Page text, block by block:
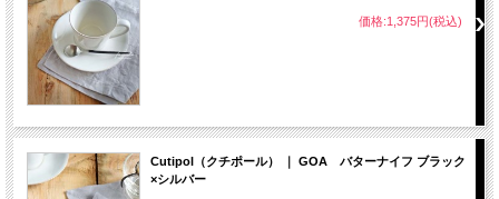
価格:1,375円(税込)
Cutipol（クチポール） ｜ GOA バターナイフ ブラック
×シルバー